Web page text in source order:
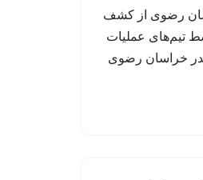
رضوی از کشف
تیم‌های عملیات
خراسان رضوی